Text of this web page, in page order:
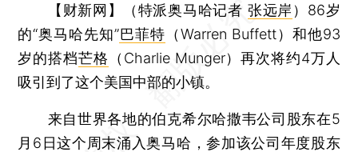
【财新网】（特派奥马哈记者 张远岸 ） 86岁
的“奥马哈先知”巴菲特 （Warren Buffett）和他93
岁的搭档芒格 （Charlie Munger）再次将约4万人
吸引到了这个美国中部的小镇。
来自世界各地的伯克希尔哈撒韦公司股东在5
月6日这个周末涌入奥马哈，参加该公司年度股东